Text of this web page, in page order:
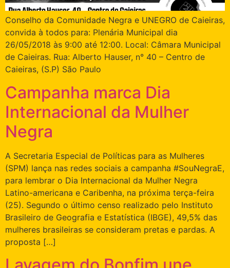
Conselho da Comunidade Negra e UNEGRO de Caieiras,
convida à todos para: Plenária Municipal dia
26/05/2018 às 9:00 até 12:00. Local: Câmara Municipal
de Caieiras. Rua: Alberto Hauser, n° 40 – Centro de
Caieiras, (S.P) São Paulo
Campanha marca Dia
Internacional da Mulher
Negra
A Secretaria Especial de Políticas para as Mulheres
(SPM) lança nas redes sociais a campanha #SouNegraE,
para lembrar o Dia Internacional da Mulher Negra
Latino-americana e Caribenha, na próxima terça-feira
(25). Segundo o último censo realizado pelo Instituto
Brasileiro de Geografia e Estatística (IBGE), 49,5% das
mulheres brasileiras se consideram pretas e pardas. A
proposta […]